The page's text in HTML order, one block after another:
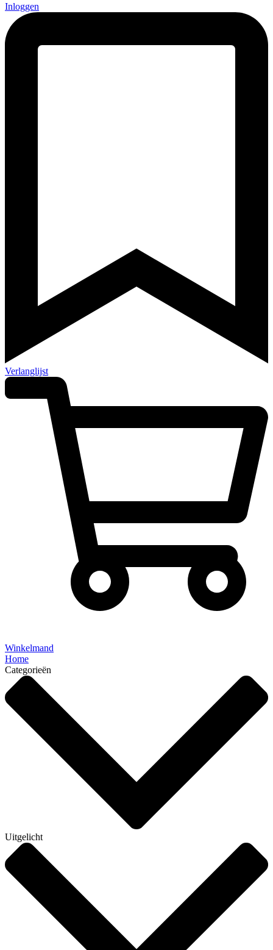
Inloggen
Verlanglijst
Winkelmand
Home
Categorieën
Uitgelicht